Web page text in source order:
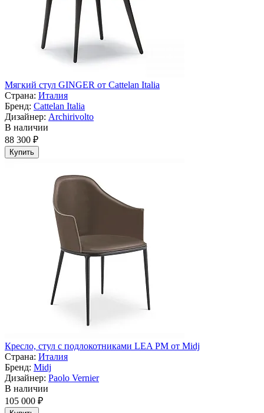
Мягкий стул GINGER от Cattelan Italia
Страна: Италия
Бренд: Cattelan Italia
Дизайнер: Archirivolto
В наличии
88 300 ₽
Купить
Кресло, стул с подлокотниками LEA PM от Midj
Страна: Италия
Бренд: Midj
Дизайнер: Paolo Vernier
В наличии
105 000 ₽